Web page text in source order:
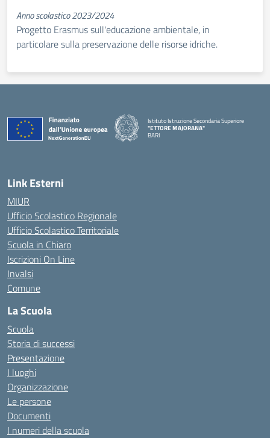
Anno scolastico 2023/2024
Progetto Erasmus sull'educazione ambientale, in
particolare sulla preservazione delle risorse idriche.
Istituto Istruzione Secondaria Superiore
"ETTORE MAJORANA"
BARI
Link Esterni
MIUR
Ufficio Scolastico Regionale
Ufficio Scolastico Territoriale
Scuola in Chiaro
Iscrizioni On Line
Invalsi
Comune
La Scuola
Scuola
Storia di successi
Presentazione
I luoghi
Organizzazione
Le persone
Documenti
I numeri della scuola